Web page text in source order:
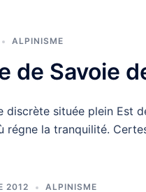
ALPINISME
de Savoie
discrète située plein Est
régne la tranquilité.
2012 ALPINISME